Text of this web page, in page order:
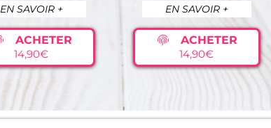
EN SAVOIR +
ACHETER
14,90€
EN SAVOIR +
ACHETER
14,90€